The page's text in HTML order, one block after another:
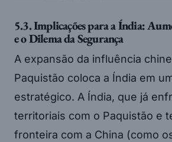
5.3. Implicações para a Índia:
e o Dilema da Segurança
A expansão da influência
Paquistão coloca a Índia em
estratégico. A Índia, que já
territoriais com o Paquistão e
fronteira com a China (como